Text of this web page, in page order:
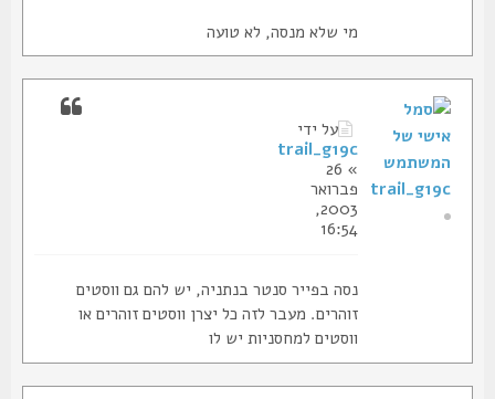
מי שלא מנסה, לא טועה
על ידי
trail_g19c
פברואר
2003,
16:54
נסה בפייר סנטר בנתניה, יש להם גם ווסטים
זוהרים. מעבר לזה כל יצרן ווסטים זוהרים או
ווסטים למחסניות יש לו
trail_g19c